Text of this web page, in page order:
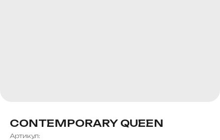
CONTEMPORARY QUEEN
Артикул: